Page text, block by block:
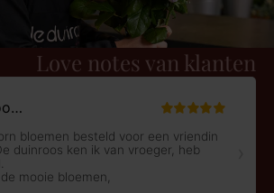
Love notes van klanten